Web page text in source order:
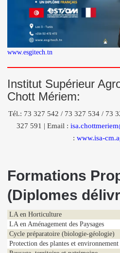
www.esgitech.tn
Institut Supérieur
Chott Mériem:
Tél.: 73 327 542 / 73 327 534 / 73
327 591 | Email :
: www.isa-
Formations
(Diplomes
LA en Horticulture
LA en Aménagement des Paysages
Cycle préparatoire (biologie-géologie)
Protection des plantes et environnement